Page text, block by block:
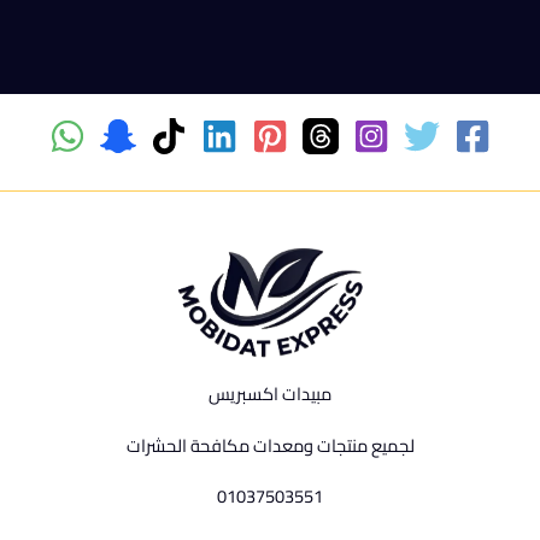
مبيدات اكسبريس
لجميع منتجات ومعدات مكافحة الحشرات
01037503551